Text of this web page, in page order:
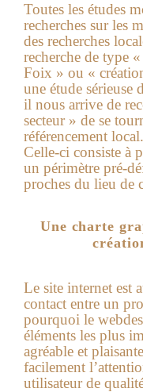
Toutes les études
recherches sur les
des recherches
recherche de type
Foix » ou «
une étude sérieuse
il nous arrive de
secteur » de se
référencement local.
Celle-ci consiste à
un périmètre pré-
proches du lieu de
Une charte
Le site internet est
contact entre un
pourquoi le
éléments les plus
agréable et
facilement
utilisateur de